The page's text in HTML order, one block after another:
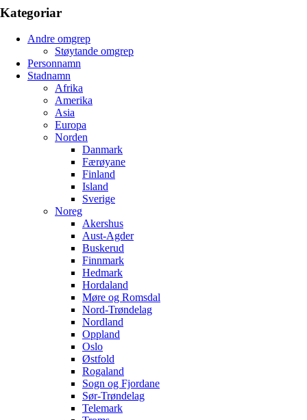
Kategoriar
Andre omgrep
Støytande omgrep
Personnamn
Stadnamn
Afrika
Amerika
Asia
Europa
Norden
Danmark
Færøyane
Finland
Island
Sverige
Noreg
Akershus
Aust-Agder
Buskerud
Finnmark
Hedmark
Hordaland
Møre og Romsdal
Nord-Trøndelag
Nordland
Oppland
Oslo
Østfold
Rogaland
Sogn og Fjordane
Sør-Trøndelag
Telemark